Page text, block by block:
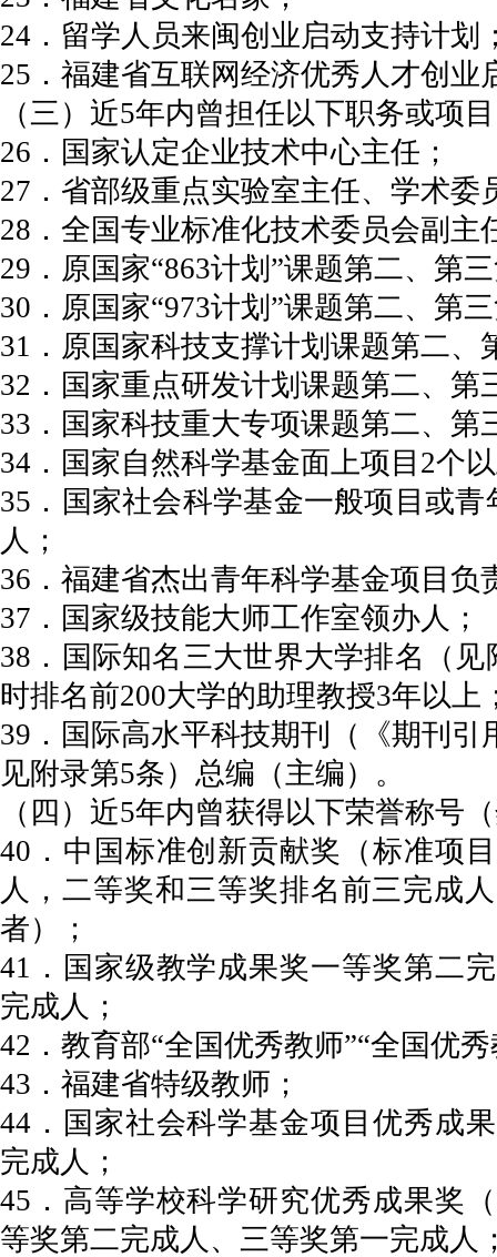
24．留学人员来闽创业启动支持计划
25．福建省互联网经济优秀人才创业
（三）近5年内曾担任以下职务或项
26．国家认定企业技术中心主任；
27．省部级重点实验室主任、学术委
28．全国专业标准化技术委员会副主
29．原国家“863计划”课题第二、第
30．原国家“973计划”课题第二、第
31．原国家科技支撑计划课题第二、
32．国家重点研发计划课题第二、第
33．国家科技重大专项课题第二、第
34．国家自然科学基金面上项目2个
35．国家社会科学基金一般项目或
人；
36．福建省杰出青年科学基金项目负
37．国家级技能大师工作室领办人；
38．国际知名三大世界大学排名（
时排名前200大学的助理教授3年以上
39．国际高水平科技期刊（《期刊引
见附录第5条）总编（主编）。
（四）近5年内曾获得以下荣誉称号
40．中国标准创新贡献奖（标准项
人，二等奖和三等奖排名前三完成
者）；
41．国家级教学成果奖一等奖第二
完成人；
42．教育部“全国优秀教师”“全国优
43．福建省特级教师；
44．国家社会科学基金项目优秀成
完成人；
45．高等学校科学研究优秀成果奖
等奖第二完成人、三等奖第一完成人